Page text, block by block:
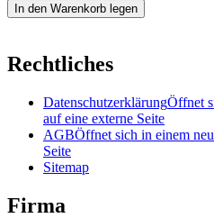
In den Warenkorb legen
Rechtliches
DatenschutzerklärungÖffnet
auf eine externe Seite
AGBÖffnet sich in einem
Seite
Sitemap
Firma